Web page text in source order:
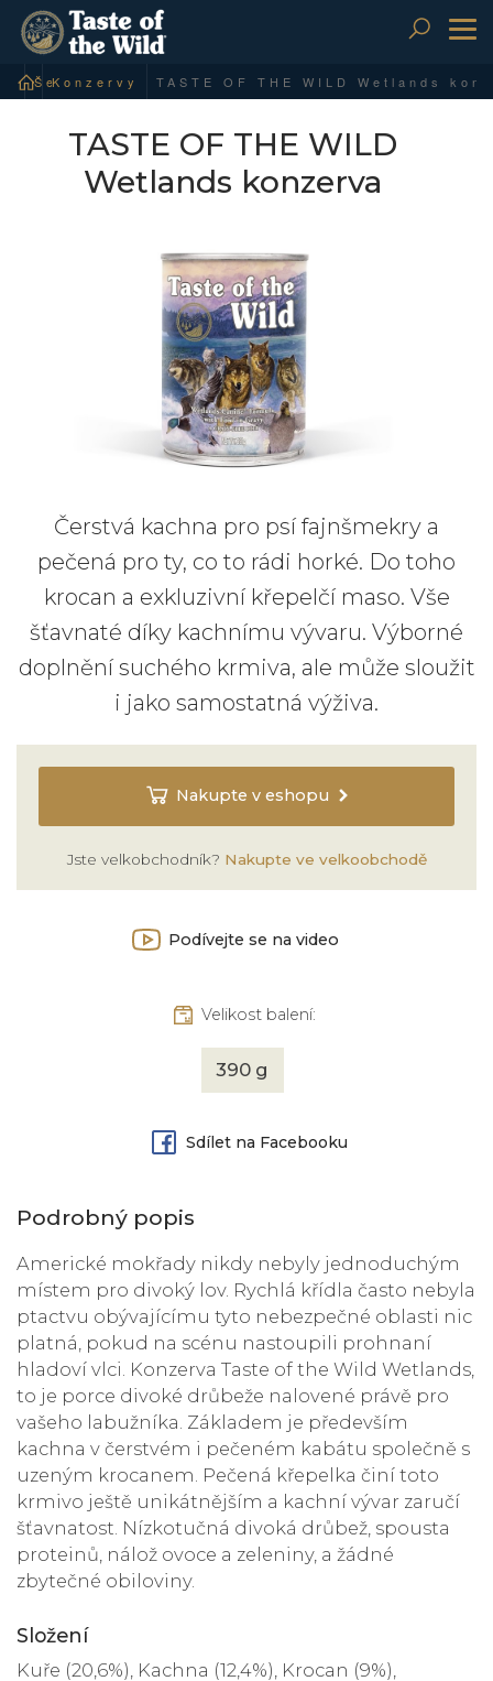
Šelmy psovité
Konzervy
TASTE OF THE WILD
Wetlands konzerva
Čerstvá kachna pro psí fajnšmekry a
pečená pro ty, co to rádi horké. Do toho
krocan a exkluzivní křepelčí maso. Vše
šťavnaté díky kachnímu vývaru. Výborné
doplnění suchého krmiva, ale může sloužit
i jako samostatná výživa.
Nakupte v eshopu
Jste velkobchodník? Nakupte ve velkoobchodě
Podívejte se na video
Velikost balení:
390 g
Sdílet na Facebooku
Podrobný popis
Americké mokřady nikdy nebyly jednoduchým
místem pro divoký lov. Rychlá křídla často nebyla
ptactvu obývajícímu tyto nebezpečné oblasti nic
platná, pokud na scénu nastoupili prohnaní
hladoví vlci. Konzerva Taste of the Wild Wetlands,
to je porce divoké drůbeže nalovené právě pro
vašeho labužníka. Základem je především
kachna v čerstvém i pečeném kabátu společně s
uzeným krocanem. Pečená křepelka činí toto
krmivo ještě unikátnějším a kachní vývar zaručí
šťavnatost. Nízkotučná divoká drůbež, spousta
proteinů, nálož ovoce a zeleniny, a žádné
zbytečné obiloviny.
Složení
Kuře (20,6%), Kachna (12,4%), Krocan (9%),